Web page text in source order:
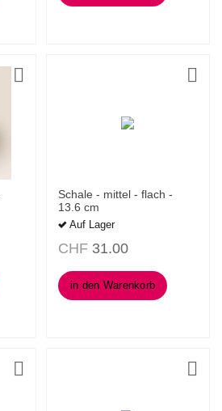
Schale - mittel - flach -
13.6 cm
Auf Lager
CHF 31.00
in den Warenkorb